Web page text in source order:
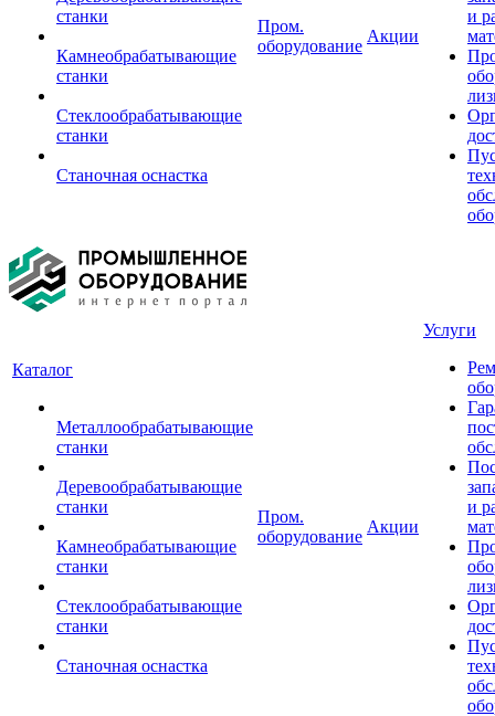
станки
Камнеобрабатывающие
станки
Стеклообрабатывающие
станки
Станочная оснастка
Пром.
оборудование
Акции
и
Каталог
Металлообрабатывающие
станки
Деревообрабатывающие
станки
Камнеобрабатывающие
станки
Стеклообрабатывающие
станки
Станочная оснастка
Пром.
оборудование
Акции
Услуги
и